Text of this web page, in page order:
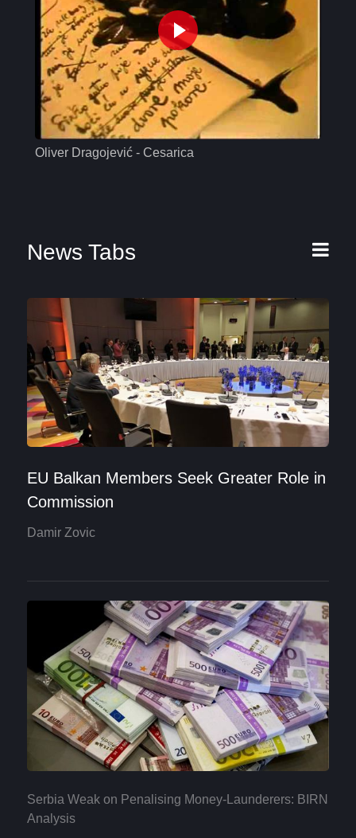
Oliver Dragojević - Cesarica
News Tabs
EU Balkan Members Seek Greater Role in
Commission
Damir Zovic
Serbia Weak on Penalising Money-Launderers: BIRN
Analysis